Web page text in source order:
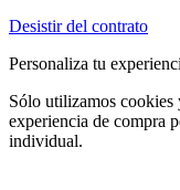
Desistir del contrato
Personaliza tu
Sólo utilizamos cookies
experiencia de compra
individual.